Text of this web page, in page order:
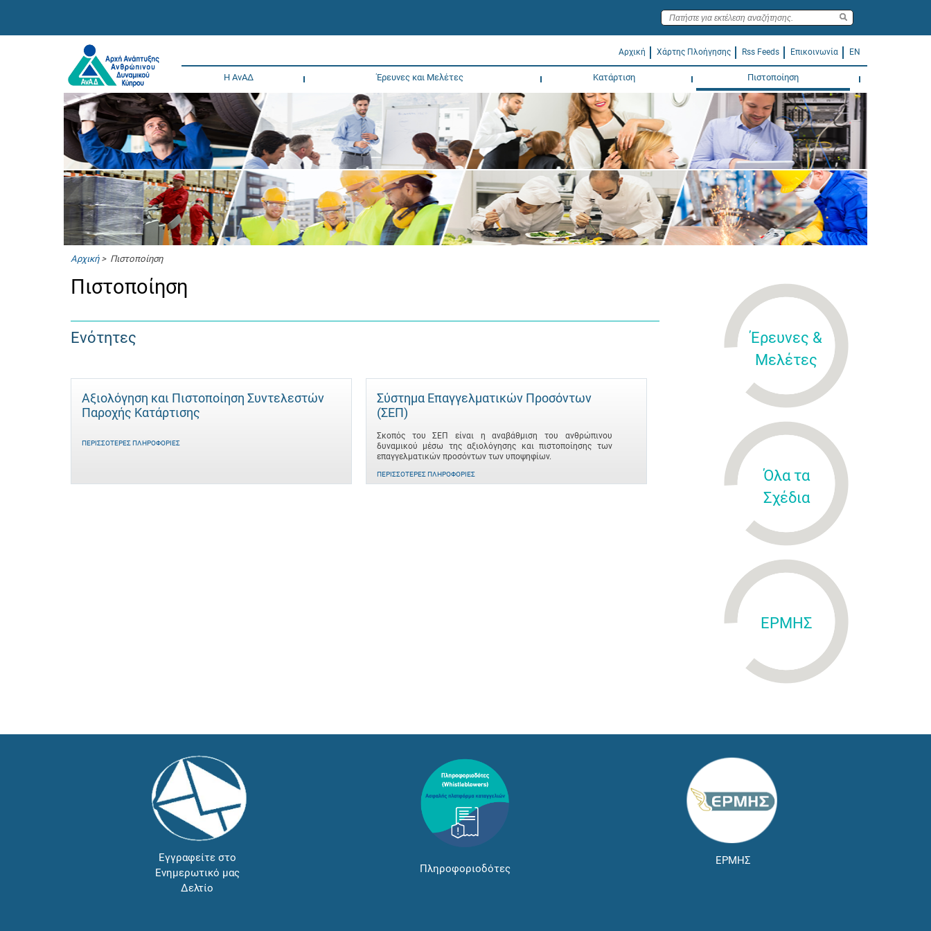
Αρχική Χάρτης Πλοήγησης Rss Feeds Επικοινωνία EN
Η ΑνΑΔ Έρευνες και Μελέτες Κατάρτιση Πιστοποίηση
Αρχική> Πιστοποίηση
Πιστοποίηση
Ενότητες
Αξιολόγηση και Πιστοποίηση Συντελεστών
Παροχής Κατάρτισης
ΠΕΡΙΣΣΌΤΕΡΕΣ ΠΛΗΡΟΦΟΡΊΕΣ
Σύστημα Επαγγελματικών Προσόντων
(ΣΕΠ)
Σκοπός του ΣΕΠ είναι η αναβάθμιση του ανθρώπινου
δυναμικού μέσω της αξιολόγησης και πιστοποίησης των
επαγγελματικών προσόντων των υποψηφίων.
ΠΕΡΙΣΣΌΤΕΡΕΣ ΠΛΗΡΟΦΟΡΊΕΣ
Έρευνες &
Μελέτες
Όλα τα
Σχέδια
ΕΡΜΗΣ
Εγγραφείτε στο
Ενημερωτικό μας
Δελτίο
Πληροφοριοδότες
ΕΡΜΗΣ